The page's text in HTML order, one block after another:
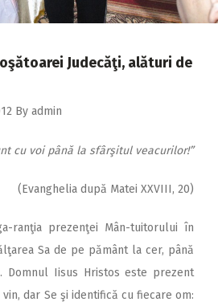
Judecăţi, alături de
By admin
cu voi până la sfârşitul veacurilor!”
(Evanghelia după Matei XXVIII, 20)
ranţia prezenţei Mân-tuitorului în
Sa de pe pământ la cer, până
Domnul Iisus Hristos este prezent
dar Se şi identifică cu fiecare om: